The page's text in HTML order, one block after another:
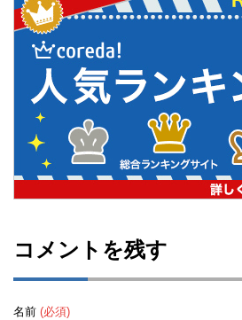
コメントを残す
名前 (必須)